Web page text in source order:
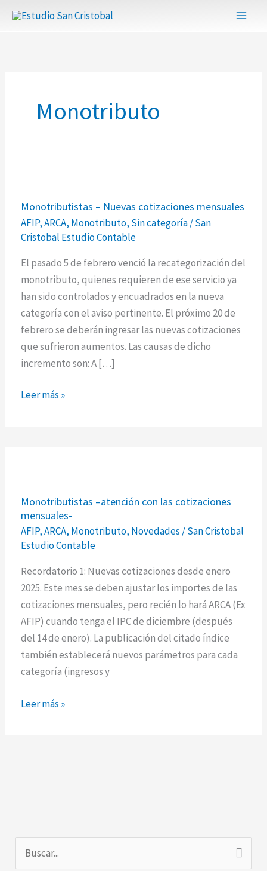
Monotributo
Monotributistas – Nuevas cotizaciones mensuales
AFIP,ARCA, Monotributo, Sin categoría/San
Cristobal Estudio Contable
El pasado 5 de febrero venció la recategorización del
monotributo, quienes requieren de ese servicio ya
han sido controlados y encuadrados en la nueva
categoría con el aviso pertinente. El próximo 20 de
febrero se deberán ingresar las nuevas cotizaciones
que sufrieron aumentos. Las causas de dicho
incremento son: A […]
–
Nuevas
cotizaciones
mensuales
Leer más »
Monotributistas –atención con las cotizaciones
mensuales-
AFIP,ARCA, Monotributo, Novedades /San Cristobal
Estudio Contable
Recordatorio 1: Nuevas cotizaciones desde enero
2025. Este mes se deben ajustar los importes de las
cotizaciones mensuales, pero recién lo hará ARCA (Ex
AFIP) cuando tenga el IPC de diciembre (después
del 14 de enero). La publicación del citado índice
también establecerá nuevos parámetros para cada
categoría (ingresos y
–
atención
con
cotizaciones
mensuales-
Leer más »